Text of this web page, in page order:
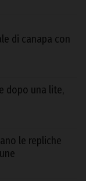
di canapa con
dopo una lite,
le repliche